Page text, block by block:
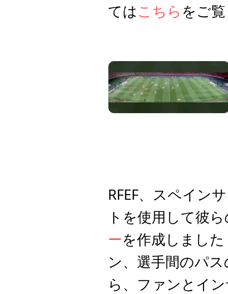
てはこちら をご
RFEF、スペイン
トを使用して彼
ーを作成しまし
ン、選手間のパ
ら、ファンとイ